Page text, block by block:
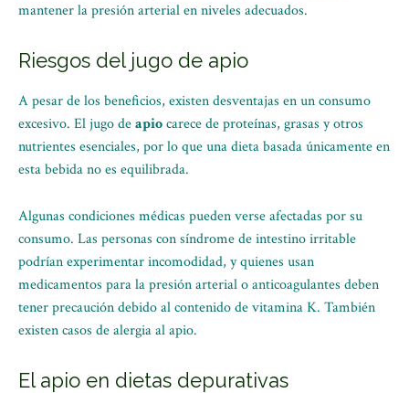
mantener la presión arterial en niveles adecuados.
Riesgos del jugo de apio
A pesar de los beneficios, existen desventajas en un consumo
excesivo. El jugo deapiocarece de proteínas, grasas y otros
nutrientes esenciales, por lo que una dieta basada únicamente en
esta bebida no es equilibrada.
Algunas condiciones médicas pueden verse afectadas por su
consumo. Las personas con síndrome de intestino irritable
podrían experimentar incomodidad, y quienes usan
medicamentos para la presión arterial o anticoagulantes deben
tener precaución debido al contenido de vitamina K. También
existen casos de alergia al apio.
El apio en dietas depurativas